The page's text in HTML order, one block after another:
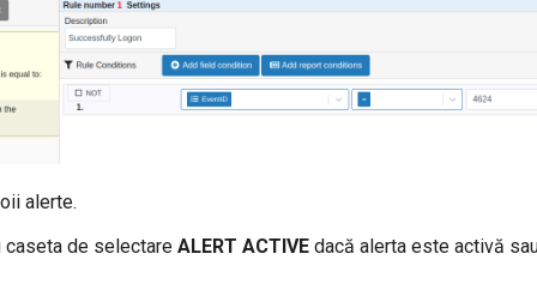
alerte.
caseta de selectare ALERT ACTIVE dacă alerta este activă